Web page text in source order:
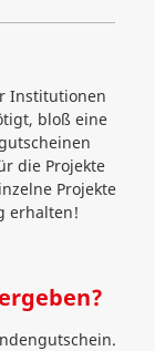
Institutionen
bloß eine
die Projekte
Projekte
erhalten!